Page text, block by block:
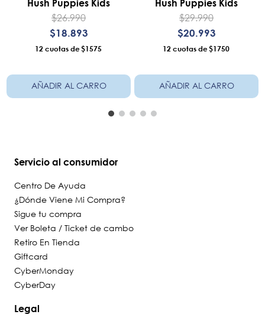
Hush Puppies Kids
$26.990
$18.893
12 $1575
AÑADIR AL CARRO
Hush Puppies Kids
$29.990
$20.993
12 $1750
AÑADIR AL CARRO
Servicio al consumidor
Centro De Ayuda
¿Dónde Viene Mi Compra?
Sigue tu compra
Ver Boleta / Ticket de cambo
Retiro En Tienda
Giftcard
CyberMonday
CyberDay
Legal